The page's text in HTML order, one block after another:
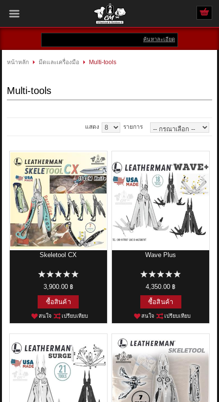
หน้าหลัก
แผนกสินค้า
บัญชีผู้ใช้
ติดต่อเรา
ขั้นตอนการสั่งซื้อ
แจ้งชำระเงิน
ข่าวสาร
ค้นหาละเอียด
หน้าหลัก มีดและเครื่องมือ Multi-tools
Multi-tools
แสดง รายการ
Skeletool CX
3,900.00 ฿
ซื้อสินค้า
สนใจ เปรียบเทียบ
Wave Plus
4,350.00 ฿
ซื้อสินค้า
สนใจ เปรียบเทียบ